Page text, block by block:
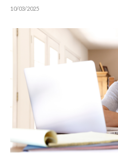
10/03/2025